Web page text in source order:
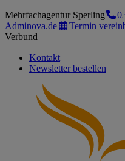
Mehrfachagentur Sperling
Adminova.de
Termin
Verbund
Kontakt
Newsletter bestellen